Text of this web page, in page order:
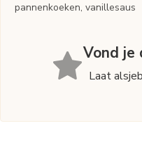
pannenkoeken, vanillesaus
Vond je
Laat